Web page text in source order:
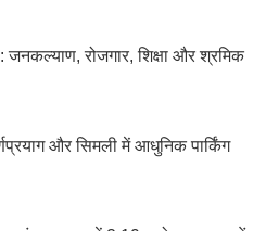
रोजगार, शिक्षा और श्रमिक
और सिमली में आधुनिक पार्किंग